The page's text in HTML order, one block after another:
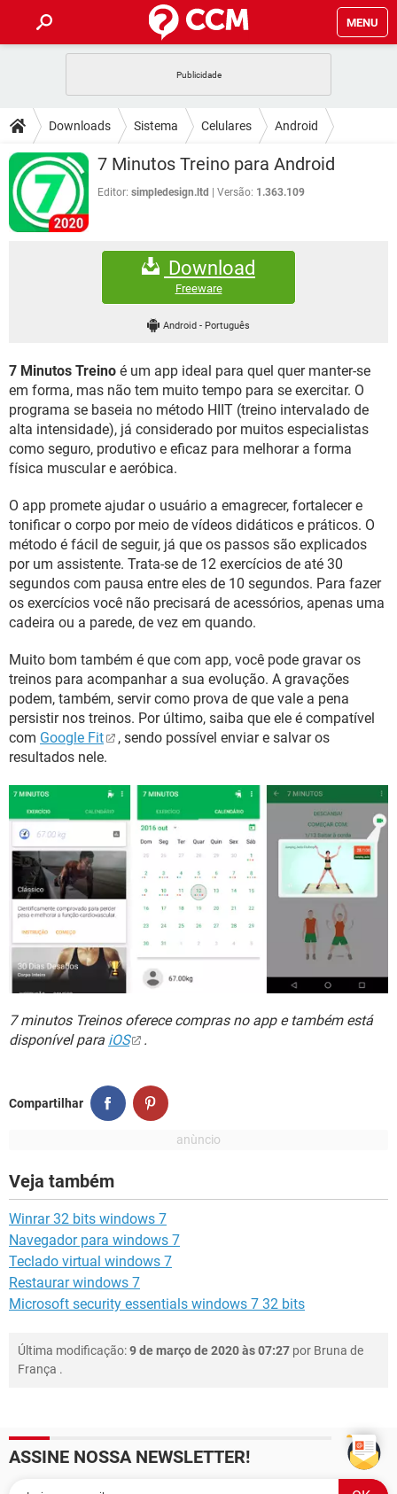
MENU
CELULAR FACEBOOK
OUTLOOK EXCEL
INSTAGRAM GMAIL
GUIA DE COMPRAS
DICAS
JOGOS WHATSAPP
CELULAR FACEBOOK
OUTLOOK
DOWNLOADS
JOGOS WHATSAPP
CELULAR
EXCEL
GMAIL
FÓRUM
FACEBOOK
EXCEL
GMAIL
WHATSAPP
INSTAGRAM GMAIL
GUIA DE COMPRAS
Downloads Sistema Celulares Android
7 Minutos Treino para Android
Editor: simpledesign.ltd Versão: 1.363.109
Download
Freeware
Android - Português
7 Minutos Treino é um app ideal para quel quer manter-se
em forma, mas não tem muito tempo para se exercitar. O
programa se baseia no método HIIT (treino intervalado de
alta intensidade), já considerado por muitos especialistas
como seguro, produtivo e eficaz para melhorar a forma
física muscular e aeróbica.
O app promete ajudar o usuário a emagrecer, fortalecer e
tonificar o corpo por meio de vídeos didáticos e práticos. O
método é fácil de seguir, já que os passos são explicados
por um assistente. Trata-se de 12 exercícios de até 30
segundos com pausa entre eles de 10 segundos. Para fazer
os exercícios você não precisará de acessórios, apenas uma
cadeira ou a parede, de vez em quando.
Muito bom também é que com app, você pode gravar os
treinos para acompanhar a sua evolução. A gravações
podem, também, servir como prova de que vale a pena
persistir nos treinos. Por último, saiba que ele é compatível
com Google Fit
, sendo possível enviar e salvar os
resultados nele.
7 minutos Treinos oferece compras no app e também está
disponível para iOS .
Compartilhar
Veja também
Winrar 32 bits windows 7
Navegador para windows 7
Teclado virtual windows 7
Restaurar windows 7
Microsoft security essentials windows 7 32 bits
Última modificação:9 de março de 2020 às 07:27 por Bruna de
França .
ASSINE NOSSA NEWSLETTER!